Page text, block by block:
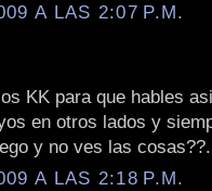
A LAS 2:07 P.M.
KK para que hables
en otros lados y
y no ves las
A LAS 2:18 P.M.